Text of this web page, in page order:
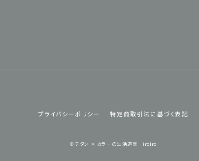
プライバシーポリシー 特定商取引法に基づく表記
© チタン × カラーの生活道具 iroiro